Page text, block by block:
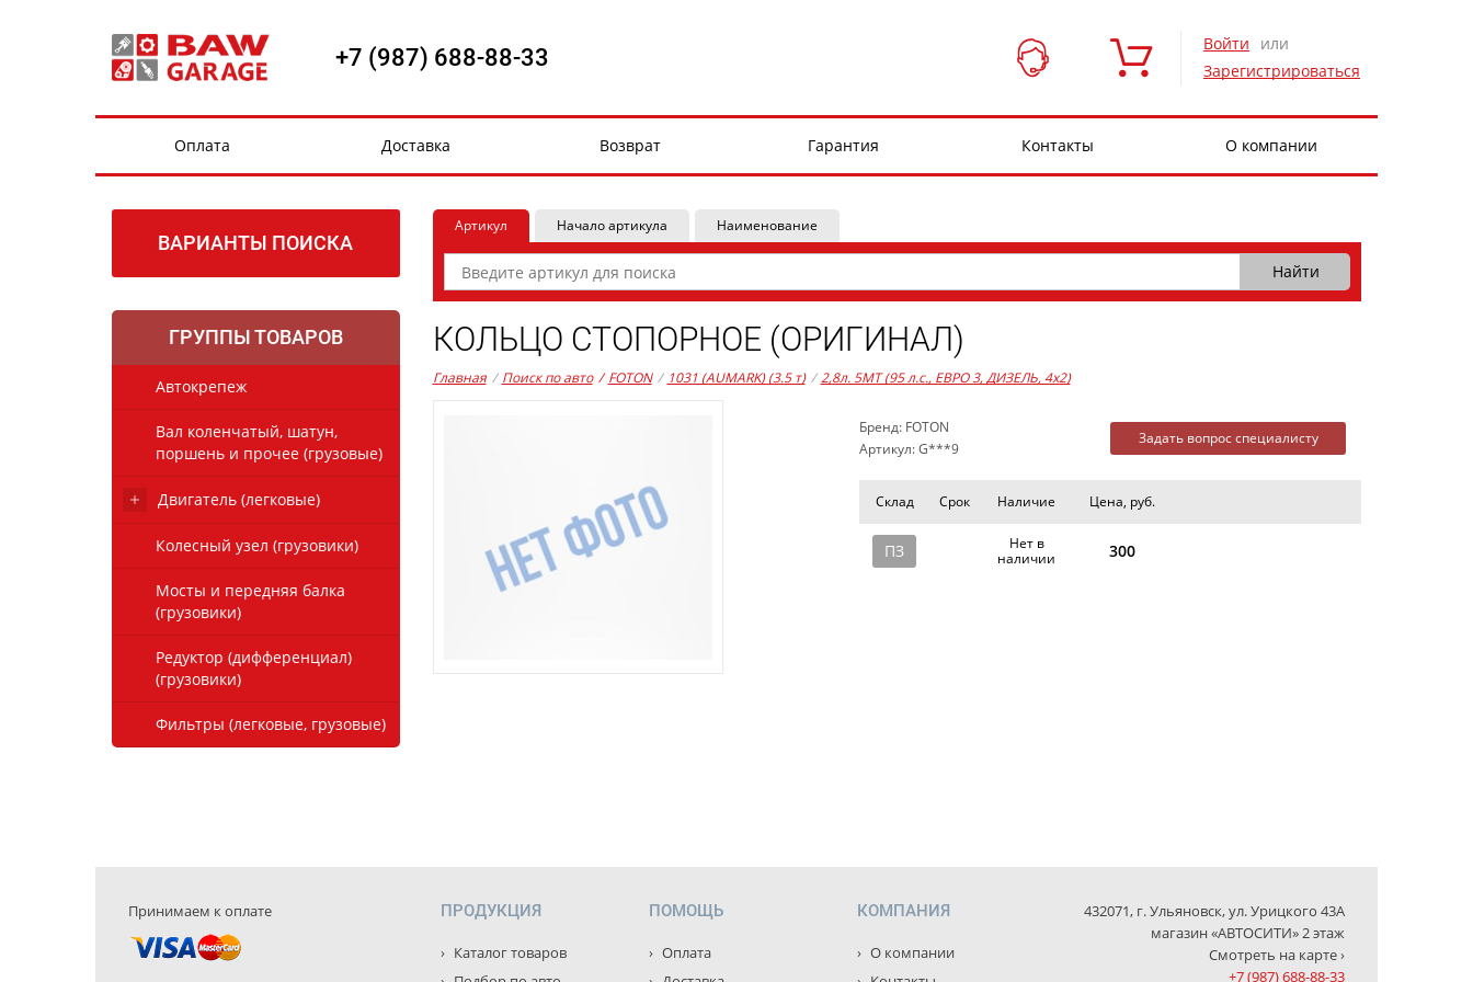
+7 (987) 688-88-33 Войти
или
Зарегистрироваться
Оплата Доставка Возврат Гарантия Контакты О компании
ВАРИАНТЫ ПОИСКА
ГРУППЫ ТОВАРОВ
Автокрепеж
Вал коленчатый, шатун,
поршень и прочее (грузовые)
Двигатель (легковые)
Колесный узел (грузовики)
Мосты и передняя балка
(грузовики)
Редуктор (дифференциал)
(грузовики)
Фильтры (легковые, грузовые)
Артикул Начало артикула Наименование
КОЛЬЦО СТОПОРНОЕ (ОРИГИНАЛ)
Главная / Поиск по авто / FOTON / 1031 (AUMARK) (3.5 т) / 2,8л. 5MT (95 л.с., ЕВРО 3, ДИЗЕЛЬ, 4x2)
Бренд: FOTON
Артикул: G***9
Задать вопрос специалисту
Склад Срок Наличие Цена, руб.
ПЗ
Нет в
наличии
300
Принимаем к оплате ПРОДУКЦИЯ
Каталог товаров
ПОМОЩЬ
Оплата
КОМПАНИЯ
О компании
432071, г. Ульяновск, ул. Урицкого 43А
магазин «АВТОСИТИ» 2 этаж
Смотреть на карте ›
+7 (987) 688-88-33